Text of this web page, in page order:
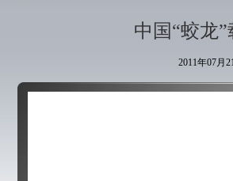
中国“蛟龙
2011年07月